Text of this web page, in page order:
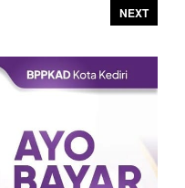
NEXT